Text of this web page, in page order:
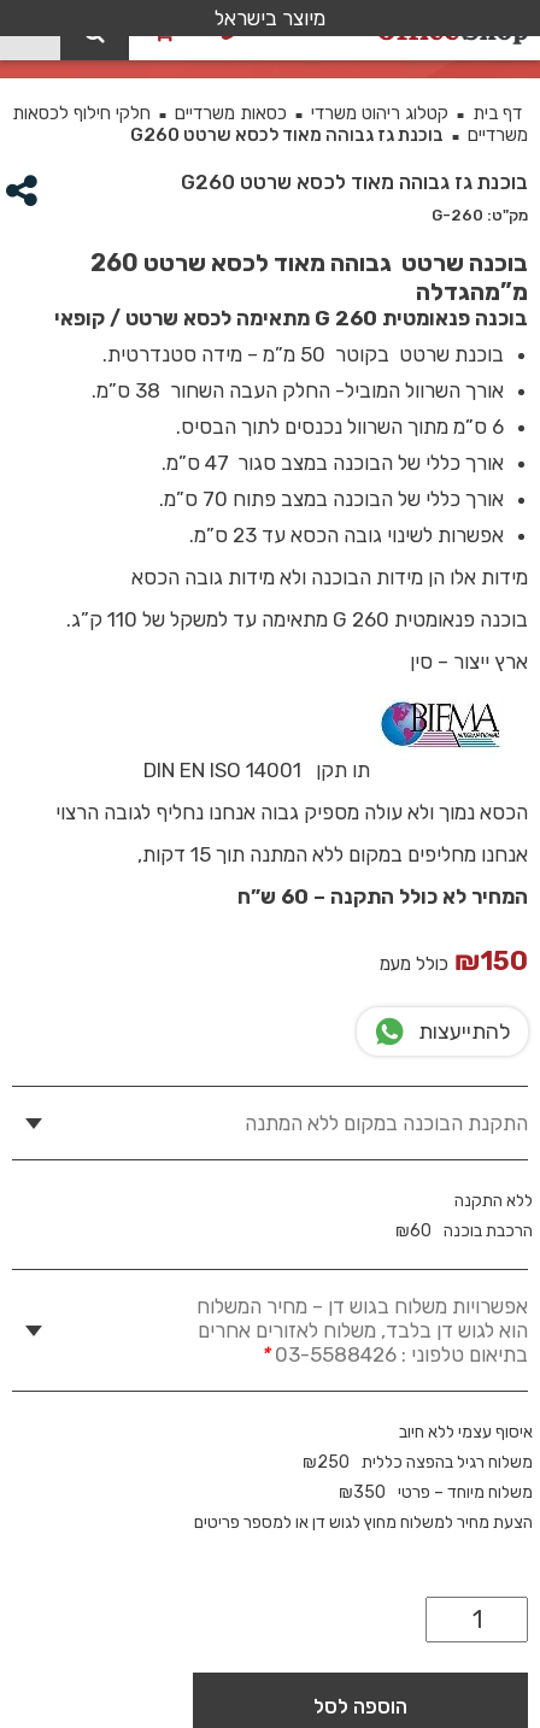
מיוצר בישראל
בוכנת גז גבוהה מאוד לכסא שרטט G260
דף בית ■ קטלוג ריהוט משרדי ■ כסאות משרדיים ■
חלקי חילוף לכסאות
משרדיים ■ בוכנת גז גבוהה מאוד לכסא שרטט G260
בוכנת גז גבוהה מאוד לכסא שרטט G260
מק"ט: G-260
בוכנה שרטט גבוהה מאוד לכסא שרטט 260
מ”מהגדלה
בוכנה פנאומטית G 260 מתאימה לכסא שרטט / קופאי
בוכנת שרטט בקוטר 50 מ”מ – מידה סטנדרטית.
אורך השרוול המוביל- החלק העבה השחור 38 ס”מ.
6 ס”מ מתוך השרוול נכנסים לתוך הבסיס.
אורך כללי של הבוכנה במצב סגור 47 ס”מ.
אורך כללי של הבוכנה במצב פתוח 70 ס”מ.
אפשרות לשינוי גובה הכסא עד 23 ס”מ.
מידות אלו הן מידות הבוכנה ולא מידות גובה הכסא
בוכנה פנאומטית G 260 מתאימה עד למשקל של 110 ק”ג.
ארץ ייצור – סין
תו תקן DIN EN ISO 14001
הכסא נמוך ולא עולה מספיק גבוה אנחנו נחליף לגובה הרצוי
אנחנו מחליפים במקום ללא המתנה תוך 15 דקות,
המחיר לא כולל התקנה – 60 ש”ח
₪150 כולל מעמ
להתייעצות
התקנת הבוכנה במקום ללא המתנה
ללא התקנה
הרכבת בוכנה
₪60
אפשרויות משלוח בגוש דן – מחיר המשלוח
הוא לגוש דן בלבד, משלוח לאזורים אחרים
בתיאום טלפוני : 03-5588426
*
איסוף עצמי ללא חיוב
משלוח רגיל בהפצה כללית
₪250
משלוח מיוחד – פרטי
₪350
הצעת מחיר למשלוח מחוץ לגוש דן או למספר פריטים
הוספה לסל